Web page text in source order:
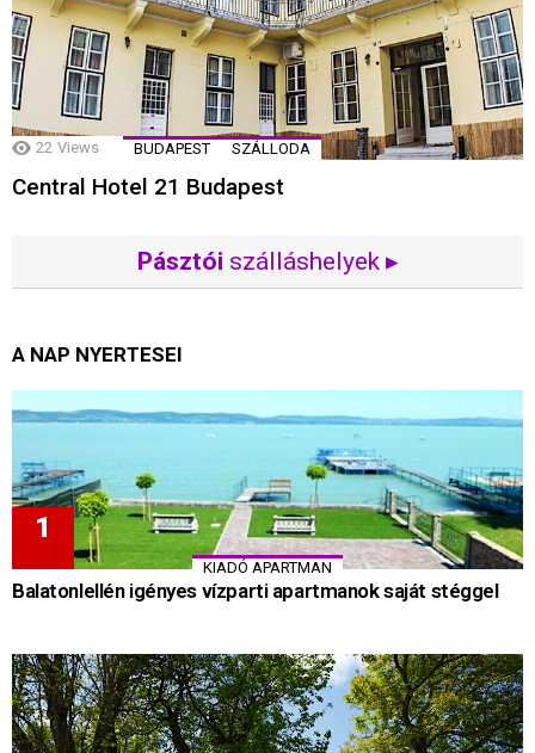
22 Views BUDAPEST SZÁLLODA
Central Hotel 21 Budapest
Pásztói szálláshelyek ▸
A NAP NYERTESEI
KIADÓ APARTMAN
Balatonlellén igényes vízparti apartmanok saját stéggel